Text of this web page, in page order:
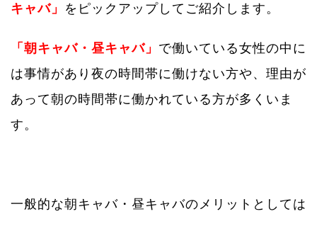
キャバ」 をピックアップしてご紹介します。
「朝キャバ・昼キャバ」 で働いている女性の中に
は事情があり夜の時間帯に働けない方や、理由が
あって朝の時間帯に働かれている方が多くいま
す。
一般的な朝キャバ・昼キャバのメリットとしては